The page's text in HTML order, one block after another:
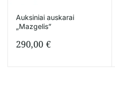
Auksiniai auskarai
„Mazgelis”
290,00 €